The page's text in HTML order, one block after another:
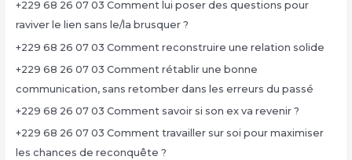
+229 68 26 07 03 Comment lui poser des questions pour
raviver le lien sans le/la brusquer ?
+229 68 26 07 03 Comment reconstruire une relation solide
+229 68 26 07 03 Comment rétablir une bonne
communication, sans retomber dans les erreurs du passé
+229 68 26 07 03 Comment savoir si son ex va revenir ?
+229 68 26 07 03 Comment travailler sur soi pour maximiser
les chances de reconquête ?